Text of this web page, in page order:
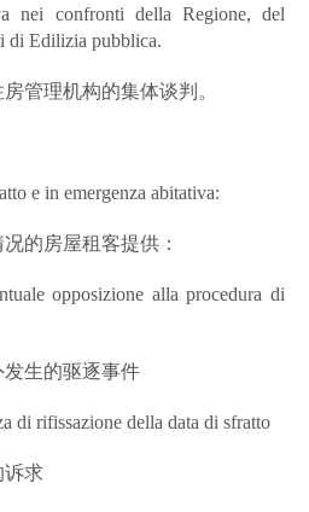
nei confronti della Regione, del
di Edilizia pubblica.
管理机构的集体谈判。
e in emergenza abitativa:
的房屋租客提供：
opposizione alla procedura di
生的驱逐事件
di rifissazione della data di sfratto
诉求